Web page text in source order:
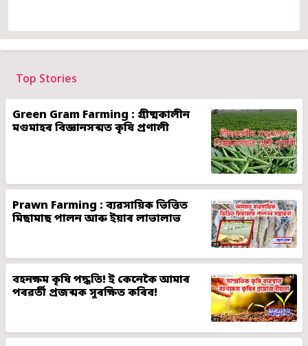
Top Stories
Green Gram Farming : গ্ৰীষ্মকালীন
মগুমাহৰ বিজ্ঞানসন্মত কৃষি প্ৰণালী
Prawn Farming : ব্যৱসায়িক ভিত্তিত
মিছামাছ পালন আৰু ইয়াৰ লাভালাভ
বহনক্ষম কৃষি পদ্ধতি! ই কেনেকৈ আমাৰ
পৰৱৰ্তী প্ৰজন্মক সুৰক্ষিত কৰিব!